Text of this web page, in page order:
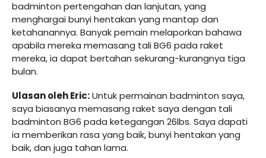
badminton pertengahan dan lanjutan, yang
menghargai bunyi hentakan yang mantap dan
ketahanannya. Banyak pemain melaporkan bahawa
apabila mereka memasang tali BG6 pada raket
mereka, ia dapat bertahan sekurang-kurangnya tiga
bulan.
Ulasan oleh Eric:Untuk permainan badminton saya,
saya biasanya memasang raket saya dengan tali
badminton BG6 pada ketegangan 26lbs. Saya dapati
ia memberikan rasa yang baik, bunyi hentakan yang
baik, dan juga tahan lama.